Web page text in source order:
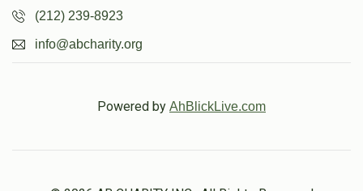
(212) 239-8923
info@abcharity.org
Powered by AhBlickLive.com